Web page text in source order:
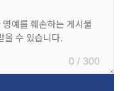
0 / 300